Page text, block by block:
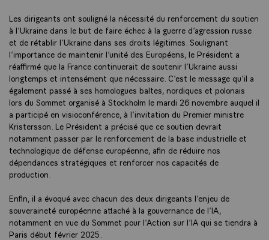
Les dirigeants ont souligné la nécessité du renforcement du soutien
à l’Ukraine dans le but de faire échec à la guerre d’agression russe
et de rétablir l’Ukraine dans ses droits légitimes. Soulignant
l’importance de maintenir l’unité des Européens, le Président a
réaffirmé que la France continuerait de soutenir l’Ukraine aussi
longtemps et intensément que nécessaire. C’est le message qu’il a
également passé à ses homologues baltes, nordiques et polonais
lors du Sommet organisé à Stockholm le mardi 26 novembre auquel il
a participé en visioconférence, à l’invitation du Premier ministre
Kristersson. Le Président a précisé que ce soutien devrait
notamment passer par le renforcement de la base industrielle et
technologique de défense européenne, afin de réduire nos
dépendances stratégiques et renforcer nos capacités de
production.
Enfin, il a évoqué avec chacun des deux dirigeants l’enjeu de
souveraineté européenne attaché à la gouvernance de l’IA,
notamment en vue du Sommet pour l’Action sur l’IA qui se tiendra à
Paris début février 2025.